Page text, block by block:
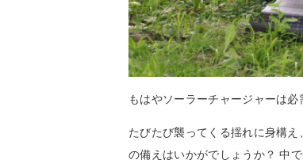
もはやソーラーチャージャーは必
たびたび襲ってくる揺れに身構
の備えはいかがでしょうか？ 中